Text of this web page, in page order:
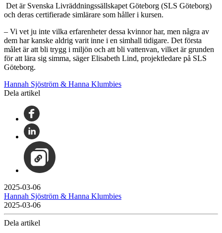
Det är Svenska Livräddningssällskapet Göteborg (SLS Göteborg)
och deras certifierade simlärare som håller i kursen.
– Vi vet ju inte vilka erfarenheter dessa kvinnor har, men några av
dem har kanske aldrig varit inne i en simhall tidigare. Det första
målet är att bli trygg i miljön och att bli vattenvan, vilket är grunden
för att lära sig simma, säger Elisabeth Lind, projektledare på SLS
Göteborg.
Hannah Sjöström & Hanna Klumbies
Dela artikel
2025-03-06
Hannah Sjöström & Hanna Klumbies
2025-03-06
Dela artikel